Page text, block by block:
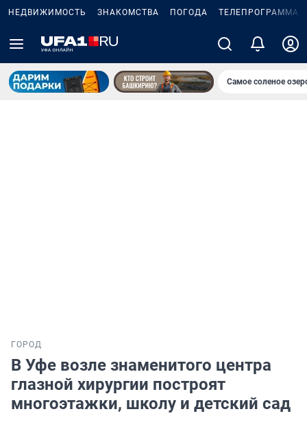
НЕДВИЖИМОСТЬ ЗНАКОМСТВА ПОГОДА ТЕЛЕПРОГРАММА
Самое соленое
ГОРОД
В Уфе возле знаменитого центра
глазной хирургии построят
многоэтажки, школу и детский сад